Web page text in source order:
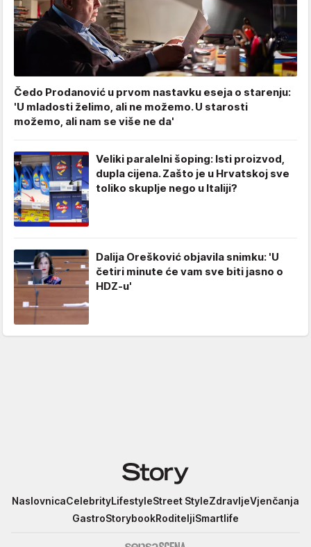
Čedo Prodanović u prvom nastavku eseja o starenju:
'U mladosti želimo, ali ne možemo. U starosti
možemo, ali nam se više ne da'
Veliki paralelni šoping: Isti proizvod,
dupla cijena. Zašto je u Hrvatskoj sve
toliko skuplje nego u Italiji?
Dalija Orešković objavila snimku: 'U
četiri minute će vam sve biti jasno o
HDZ-u'
Story
NaslovnicaCelebrityLifestyleStreet StyleZdravljeVjenčanja
GastroStorybookRoditeljiSmartlife